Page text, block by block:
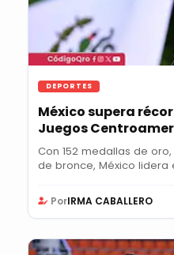
DEPORTES
México supera
Juegos
Con 152 medallas de
de bronce, México lidera
PorIRMA CABALLERO